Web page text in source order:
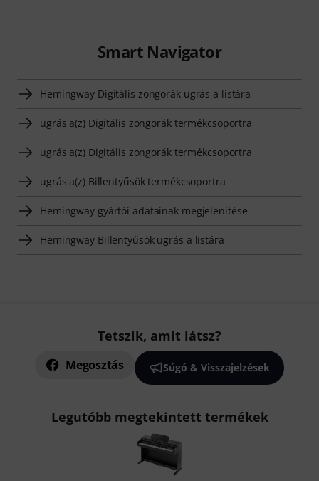
Smart Navigator
Hemingway Digitális zongorák ugrás a listára
ugrás a(z) Digitális zongorák termékcsoportra
ugrás a(z) Digitális zongorák termékcsoportra
ugrás a(z) Billentyűsök termékcsoportra
Hemingway gyártói adatainak megjelenítése
Hemingway Billentyűsök ugrás a listára
Tetszik, amit látsz?
Megosztás Súgó & Visszajelzések
Legutóbb megtekintett termékek